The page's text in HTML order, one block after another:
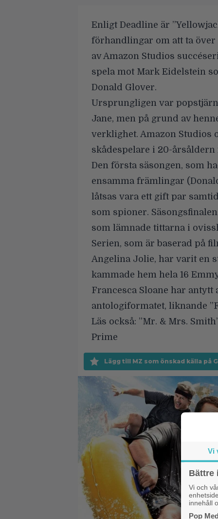
Enligt Deadline är
förhandlingar om att ta
av Amazon Studios
spela mot Mark Eidelstein
Donald Glover.
Ursprungligen var
Jane, men på grund av
verklighet. Amazon Studios
skådespelare i 20-
Den första säsongen, som
ensamma främlingar
låtsas vara ett gift par
som spioner.
som lämnade tittarna i
Serien, som är baserad på
Angelina Jolie, har varit en
kammade hem hela 16
Francesca Sloane har
antologiformatet, liknande
Läs också: ”Mr. & Mrs.
Prime
Lägg till MZ som önskad källa på
Vi
Bättre
Vi och
innehåll
Pop